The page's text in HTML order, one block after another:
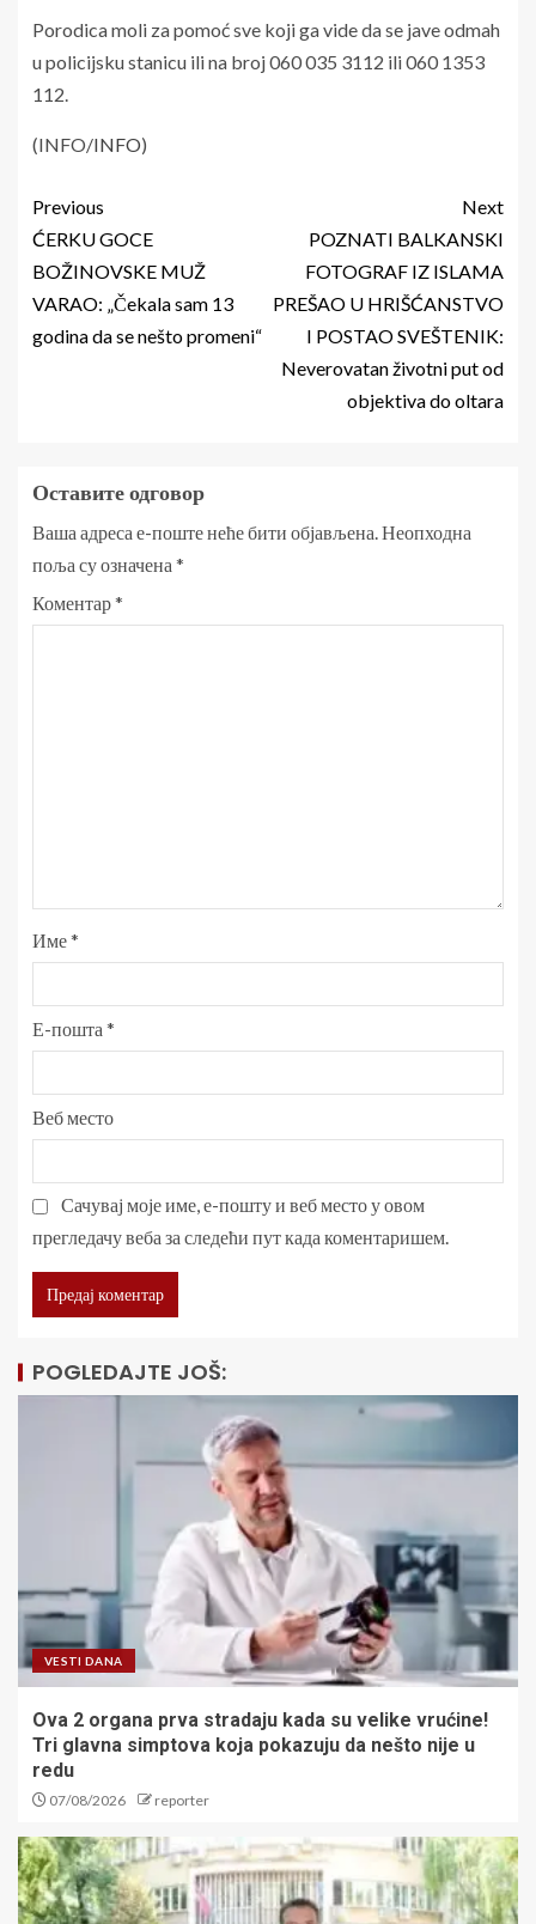
Porodica moli za pomoć sve koji ga vide da se jave odmah
u policijsku stanicu ili na broj 060 035 3112 ili 060 1353
112.
(INFO/INFO)
Previous
ĆERKU GOCE
BOŽINOVSKE MUŽ
VARAO: „Čekala sam 13
godina da se nešto promeni“
Next
POZNATI BALKANSKI
FOTOGRAF IZ ISLAMA
PREŠAO U HRIŠĆANSTVO
I POSTAO SVEŠTENIK:
Neverovatan životni put od
objektiva do oltara
Оставите одговор
Ваша адреса е-поште неће бити објављена. Неопходна
поља су означена *
Коментар*
Име*
Е-пошта *
Веб место
Сачувај моје име, е-пошту и веб место у овом
прегледачу веба за следећи пут када коментаришем.
POGLEDAJTE JOŠ:
VESTI DANA
Ova 2 organa prva stradaju kada su velike vrućine!
Tri glavna simptova koja pokazuju da nešto nije u
redu
07/08/2026 reporter